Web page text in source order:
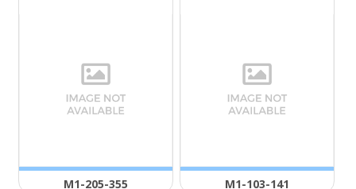
Μ1-205-355 Μ1-103-141